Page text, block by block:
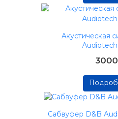
Акустическая
3000
Cабвуфер D&B